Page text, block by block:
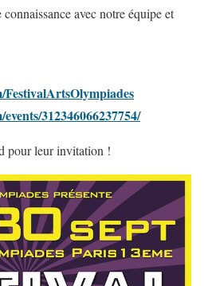
avec notre équipe et
312346066237754/
pour leur invitation !